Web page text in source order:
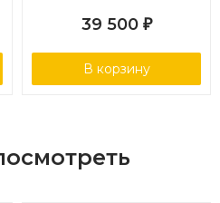
39 500 ₽
В корзину